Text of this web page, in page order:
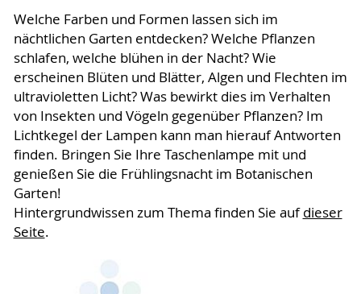
Welche Farben und Formen lassen sich im
nächtlichen Garten entdecken? Welche Pflanzen
schlafen, welche blühen in der Nacht? Wie
erscheinen Blüten und Blätter, Algen und Flechten im
ultravioletten Licht? Was bewirkt dies im Verhalten
von Insekten und Vögeln gegenüber Pflanzen? Im
Lichtkegel der Lampen kann man hierauf Antworten
finden. Bringen Sie Ihre Taschenlampe mit und
genießen Sie die Frühlingsnacht im Botanischen
Garten!
Hintergrundwissen zum Thema finden Sie aufdieser
Seite.